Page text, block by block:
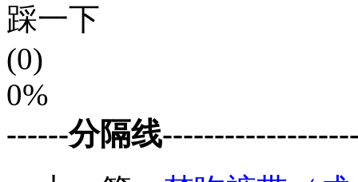
踩一下
(0)
0%
------分隔线